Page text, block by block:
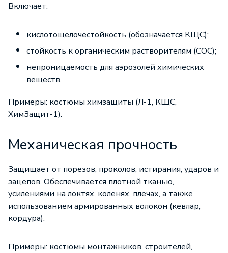
Включает:
кислотощелочестойкость (обозначается КЩС);
стойкость к органическим растворителям (СОС);
непроницаемость для аэрозолей химических
веществ.
Примеры: костюмы химзащиты (Л-1, КЩС,
ХимЗащит-1).
Механическая прочность
Защищает от порезов, проколов, истирания, ударов и
зацепов. Обеспечивается плотной тканью,
усилениями на локтях, коленях, плечах, а также
использованием армированных волокон (кевлар,
кордура).
Примеры: костюмы монтажников, строителей,